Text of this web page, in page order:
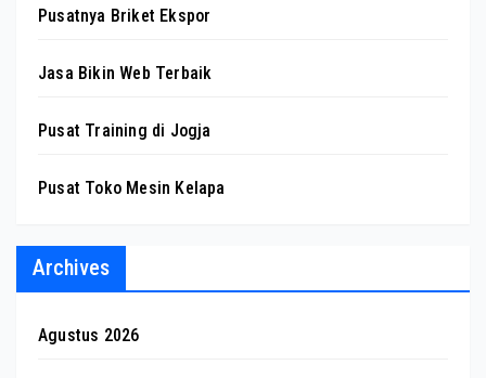
Pusatnya Briket Ekspor
Jasa Bikin Web Terbaik
Pusat Training di Jogja
Pusat Toko Mesin Kelapa
Archives
Agustus 2026